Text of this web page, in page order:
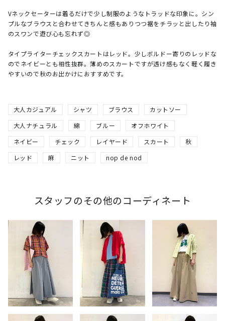
Vネックセーターは着るだけで少し制服のようなトラッドな印象に。シン
プルなブラウスと合わせてきちんと感もありつつ裾をチラッと出したり袖
のスワンで遊び心も忘れず◎
タイプライターチェックスカートはレッド。少しボルドー寄りのレッドな
のでネイビーとも相性抜群。薄めのスカートですが透け感もなく軽く履き
やすいので秋のお出かけにおすすめです。
大人カジュアル シャツ ブラウス
カットソー
大人ナチュラル
綿 ブルー
オフホワイト
ネイビー
チェック レイヤード スカート
秋
レッド
麻 ニット nop de nod
スタッフのその他のコーディネート